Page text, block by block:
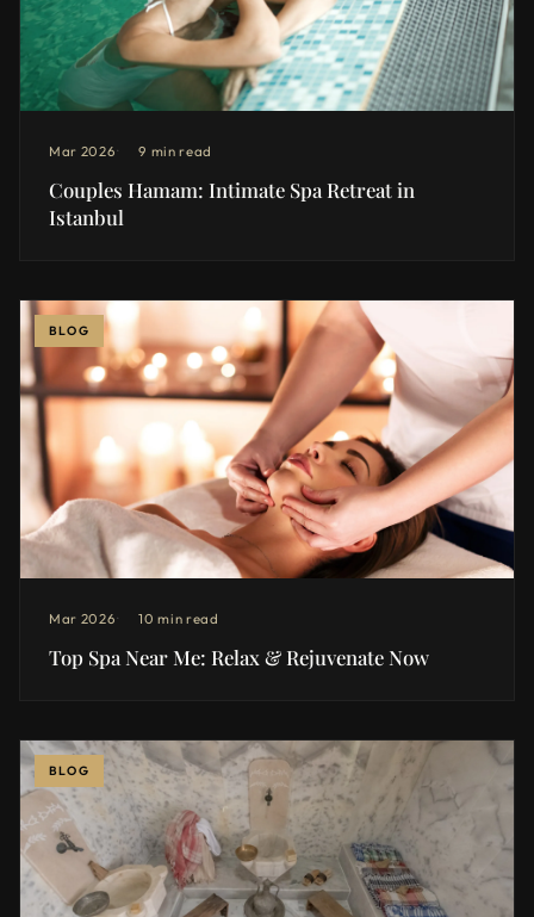
Mar 2026 9 min read
Couples Hamam: Intimate Spa Retreat in
Istanbul
BLOG
Mar 2026 10 min read
Top Spa Near Me: Relax & Rejuvenate Now
BLOG